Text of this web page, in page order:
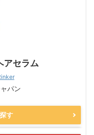
アセラム
パン
す